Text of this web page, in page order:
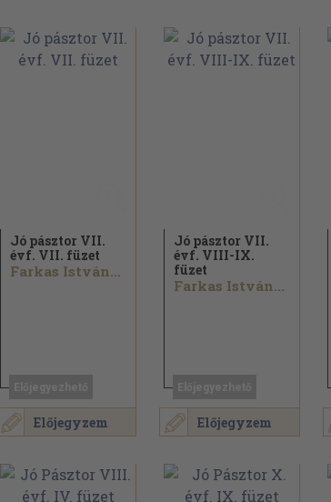
Előjegyzem
Jó pásztor VII.
évf. VII. füzet
Farkas István...
Előjegyzem
Jó pásztor VII.
évf. VIII-IX.
füzet
Farkas István...